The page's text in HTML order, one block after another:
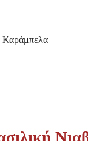
Καράμπελα